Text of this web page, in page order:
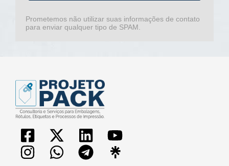
Prometemos não utilizar suas informações de contato
para enviar qualquer tipo de SPAM.